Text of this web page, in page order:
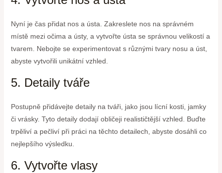
Nyní je čas přidat nos a ústa. Zakreslete nos na správném
místě mezi očima a ústy, a vytvořte ústa se správnou velikostí a
tvarem. Nebojte se experimentovat s různými tvary nosu a úst,
abyste vytvořili unikátní vzhled.
5. Detaily tváře
Postupně přidávejte detaily na tváři, jako jsou lícní kosti, jamky
či vrásky. Tyto detaily dodají obličeji realističtější vzhled. Buďte
trpěliví a pečliví při práci na těchto detailech, abyste dosáhli co
nejlepšího výsledku.
6. Vytvořte vlasy